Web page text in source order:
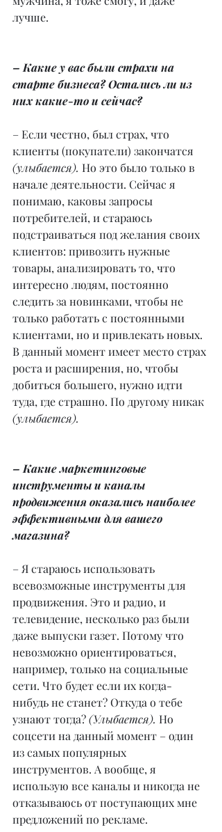
лучше.
– Какие у вас были страхи на
старте бизнеса? Остались ли из
них какие-то и сейчас?
– Если честно, был страх, что
клиенты (покупатели) закончатся
(улыбается). Но это было только в
начале деятельности. Сейчас я
понимаю, каковы запросы
потребителей, и стараюсь
подстраиваться под желания своих
клиентов: привозить нужные
товары, анализировать то, что
интересно людям, постоянно
следить за новинками, чтобы не
только работать с постоянными
клиентами, но и привлекать новых.
В данный момент имеет место страх
роста и расширения, но, чтобы
добиться большего, нужно идти
туда, где страшно. По другому никак
(улыбается).
– Какие маркетинговые
инструменты и каналы
продвижения оказались наиболее
эффективными для вашего
магазина?
– Я стараюсь использовать
всевозможные инструменты для
продвижения. Это и радио, и
телевидение, несколько раз были
даже выпуски газет. Потому что
невозможно ориентироваться,
например, только на социальные
сети. Что будет если их когда-
нибудь не станет? Откуда о тебе
узнают тогда? (Улыбается). Но
соцсети на данный момент – один
из самых популярных
инструментов. А вообще, я
использую все каналы и никогда не
отказываюсь от поступающих мне
предложений по рекламе.